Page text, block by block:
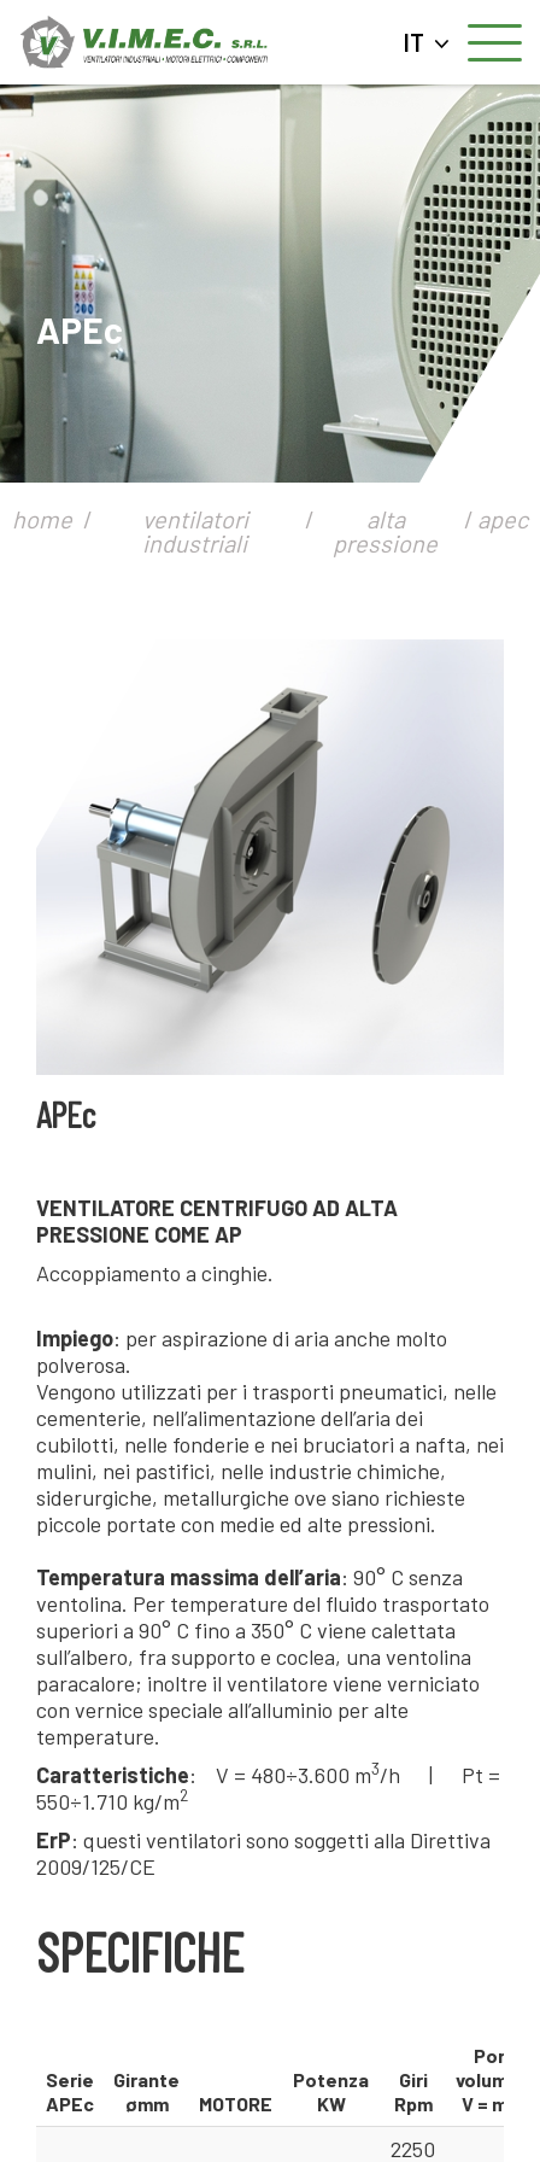
IT
APEc
home
ventilatori
industriali
alta
pressione
apec
APEc
VENTILATORE CENTRIFUGO AD ALTA
PRESSIONE COME AP
Accoppiamento a cinghie.
Impiego: per aspirazione di aria anche molto
polverosa.
Vengono utilizzati per i trasporti pneumatici, nelle
cementerie, nell’alimentazione dell’aria dei
cubilotti, nelle fonderie e nei bruciatori a nafta, nei
mulini, nei pastifici, nelle industrie chimiche,
siderurgiche, metallurgiche ove siano richieste
piccole portate con medie ed alte pressioni.
Temperatura massima dell’aria: 90° C senza
ventolina. Per temperature del fluido trasportato
superiori a 90° C fino a 350° C viene calettata
sull’albero, fra supporto e coclea, una ventolina
paracalore; inoltre il ventilatore viene verniciato
con vernice speciale all’alluminio per alte
temperature.
Caratteristiche: V = 480÷3.600 m3/h | Pt =
550÷1.710 kg/m2
ErP: questi ventilatori sono soggetti alla Direttiva
2009/125/CE
SPECIFICHE
Serie
APEc
Girante
ømm
MOTORE
Potenza
KW
Giri
Rpm
V = m³/
2250